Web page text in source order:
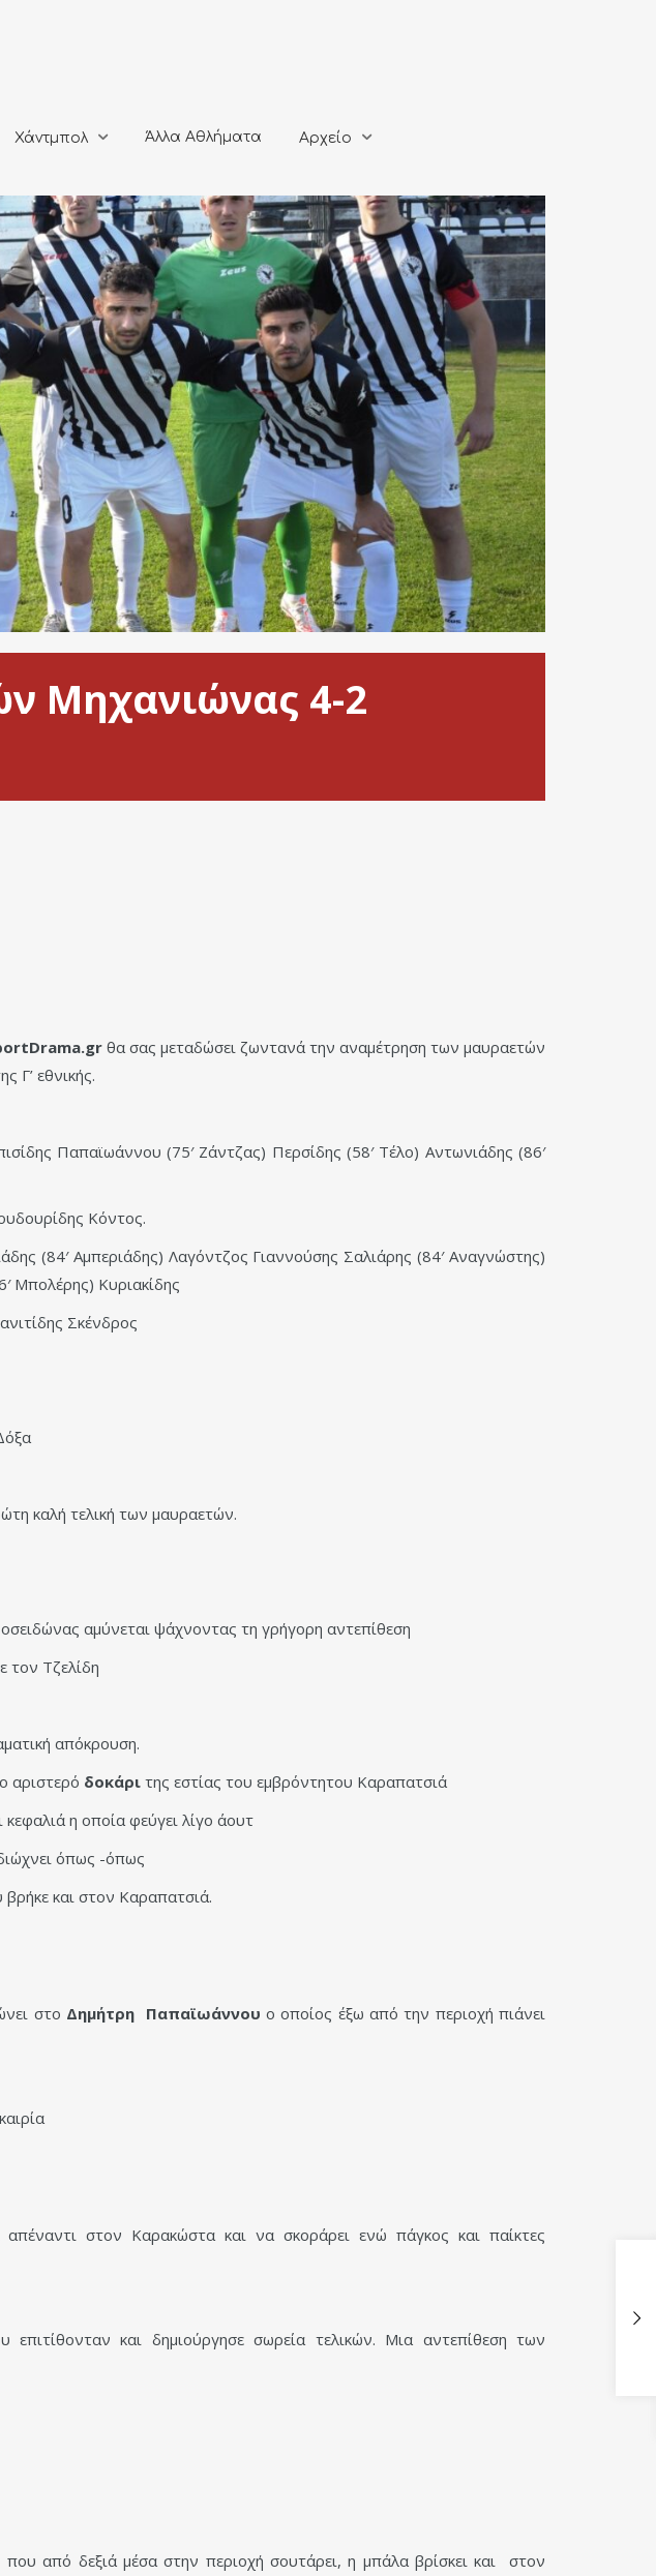
Χάντμπολ Άλλα Αθλήματα Αρχείο
Μηχανιώνας 4-2
θα σας μεταδώσει ζωντανά την αναμέτρηση των μαυραετών
Γ’ εθνικής.
Παπαϊωάννου (75′ Ζάντζας) Περσίδης (58′ Τέλο) Αντωνιάδης (86′
Κόντος.
(84′ Αμπεριάδης) Λαγόντζος Γιαννούσης Σαλιάρης (84′ Αναγνώστης)
Μπολέρης) Κυριακίδης
Σκένδρος
καλή τελική των μαυραετών.
αμύνεται ψάχνοντας τη γρήγορη αντεπίθεση
τον Τζελίδη
απόκρουση.
αριστερό δοκάρι της εστίας του εμβρόντητου Καραπατσιά
η οποία φεύγει λίγο άουτ
όπως -όπως
και στον Καραπατσιά.
στο Δημήτρη Παπαϊωάννου ο οποίος έξω από την περιοχή πιάνει
απέναντι στον Καρακώστα και να σκοράρει ενώ πάγκος και παίκτες
και δημιούργησε σωρεία τελικών. Μια αντεπίθεση των
που από δεξιά μέσα στην περιοχή σουτάρει, η μπάλα βρίσκει και στον